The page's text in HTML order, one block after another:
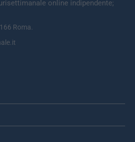
online indipendente;
Roma.